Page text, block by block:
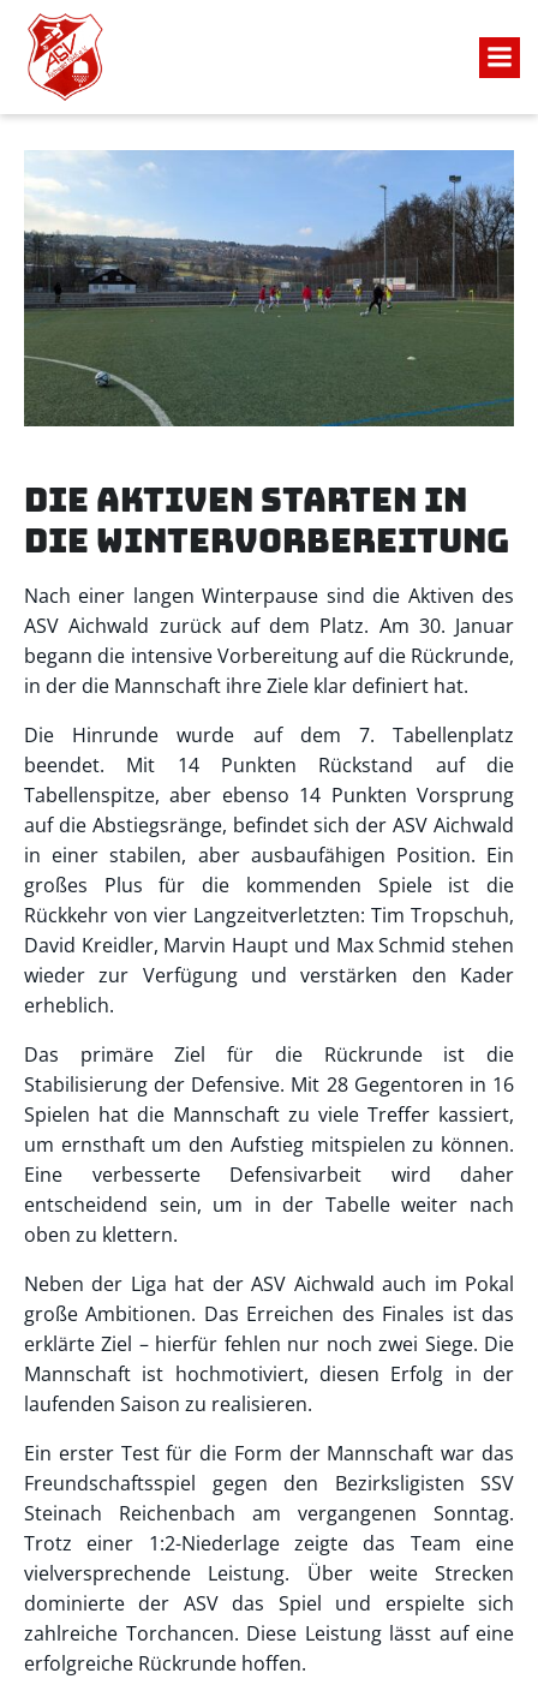
Die Aktiven starten in
die Wintervorbereitung
Nach einer langen Winterpause sind die Aktiven des
ASV Aichwald zurück auf dem Platz. Am 30. Januar
begann die intensive Vorbereitung auf die Rückrunde,
in der die Mannschaft ihre Ziele klar definiert hat.
Die Hinrunde wurde auf dem 7. Tabellenplatz
beendet. Mit 14 Punkten Rückstand auf die
Tabellenspitze, aber ebenso 14 Punkten Vorsprung
auf die Abstiegsränge, befindet sich der ASV Aichwald
in einer stabilen, aber ausbaufähigen Position. Ein
großes Plus für die kommenden Spiele ist die
Rückkehr von vier Langzeitverletzten: Tim Tropschuh,
David Kreidler, Marvin Haupt und Max Schmid stehen
wieder zur Verfügung und verstärken den Kader
erheblich.
Das primäre Ziel für die Rückrunde ist die
Stabilisierung der Defensive. Mit 28 Gegentoren in 16
Spielen hat die Mannschaft zu viele Treffer kassiert,
um ernsthaft um den Aufstieg mitspielen zu können.
Eine verbesserte Defensivarbeit wird daher
entscheidend sein, um in der Tabelle weiter nach
oben zu klettern.
Neben der Liga hat der ASV Aichwald auch im Pokal
große Ambitionen. Das Erreichen des Finales ist das
erklärte Ziel – hierfür fehlen nur noch zwei Siege. Die
Mannschaft ist hochmotiviert, diesen Erfolg in der
laufenden Saison zu realisieren.
Ein erster Test für die Form der Mannschaft war das
Freundschaftsspiel gegen den Bezirksligisten SSV
Steinach Reichenbach am vergangenen Sonntag.
Trotz einer 1:2-Niederlage zeigte das Team eine
vielversprechende Leistung. Über weite Strecken
dominierte der ASV das Spiel und erspielte sich
zahlreiche Torchancen. Diese Leistung lässt auf eine
erfolgreiche Rückrunde hoffen.